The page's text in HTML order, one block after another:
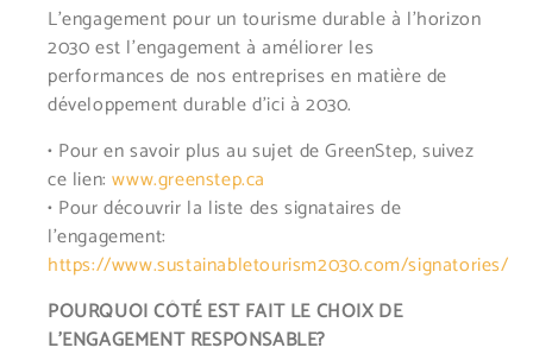
L’engagement pour un tourisme durable à l’horizon
2030 est l’engagement à améliorer les
performances de nos entreprises en matière de
développement durable d’ici à 2030.
• Pour en savoir plus au sujet de GreenStep, suivez
ce lien:www.greenstep.ca
• Pour découvrir la liste des signataires de
l’engagement:
https://www.sustainabletourism2030.com/signatories/
POURQUOI CÔTÉ EST FAIT LE CHOIX DE
L’ENGAGEMENT RESPONSABLE?